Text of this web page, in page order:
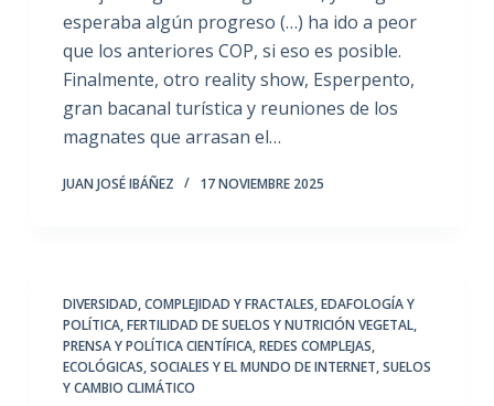
esperaba algún progreso (…) ha ido a peor
que los anteriores COP, si eso es posible.
Finalmente, otro reality show, Esperpento,
gran bacanal turística y reuniones de los
magnates que arrasan el…
JUAN JOSÉ IBÁÑEZ 17 NOVIEMBRE 2025
DIVERSIDAD, COMPLEJIDAD Y FRACTALES,EDAFOLOGÍA Y
POLÍTICA,FERTILIDAD DE SUELOS Y NUTRICIÓN VEGETAL,
PRENSA Y POLÍTICA CIENTÍFICA,REDES COMPLEJAS,
ECOLÓGICAS, SOCIALES Y EL MUNDO DE INTERNET,SUELOS
Y CAMBIO CLIMÁTICO